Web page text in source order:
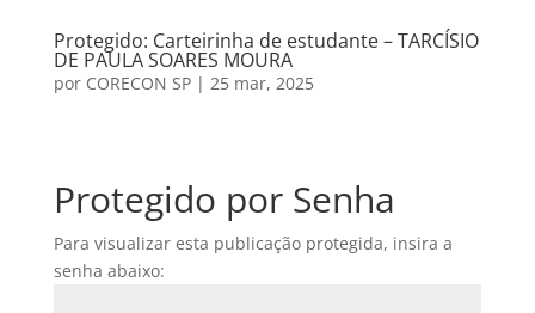
Protegido: Carteirinha de estudante – TARCÍSIO
DE PAULA SOARES MOURA
por CORECON SP| 25 mar, 2025
Protegido por Senha
Para visualizar esta publicação protegida, insira a
senha abaixo: